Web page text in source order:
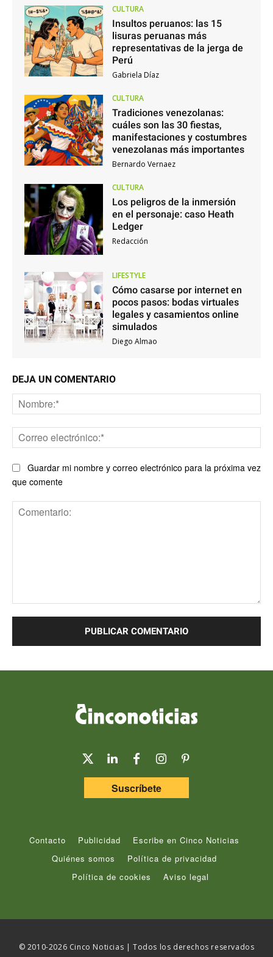
CULTURA
Insultos peruanos: las 15
lisuras peruanas más
representativas de la jerga de
Perú
Gabriela Díaz
CULTURA
Tradiciones venezolanas:
cuáles son las 30 fiestas,
manifestaciones y costumbres
venezolanas más importantes
Bernardo Vernaez
CULTURA
Los peligros de la inmersión
en el personaje: caso Heath
Ledger
Redacción
LIFESTYLE
Cómo casarse por internet en
pocos pasos: bodas virtuales
legales y casamientos online
simulados
Diego Almao
DEJA UN COMENTARIO
Guardar mi nombre y correo electrónico para la próxima vez
que comente
Suscríbete
Contacto Publicidad
Escribe en Cinco Noticias
Quiénes somos
Política de privacidad
Política de cookies
Aviso legal
© 2010-2026 Cinco Noticias | Todos los derechos reservados